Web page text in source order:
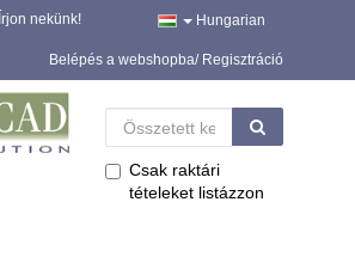
Írjon nekünk! Hungarian
Belépés a webshopba/ Regisztráció
Csak raktári
tételeket listázzon